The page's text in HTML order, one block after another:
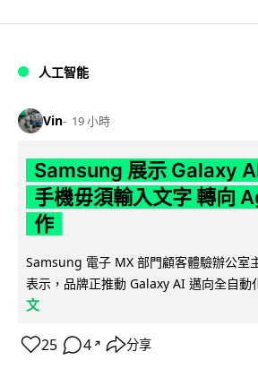
人工智能
Vin 19 小時
Samsung 展示 Galaxy
手機毋須輸入文字 轉向
作
Samsung 電子 MX 部門顧客體驗辦公室
表示，品牌正推動 Galaxy AI 邁向全自動
文
25 4 ↗ 分享